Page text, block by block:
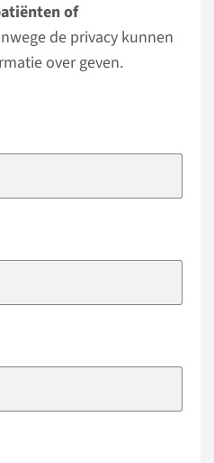
of
de privacy kunnen
over geven.